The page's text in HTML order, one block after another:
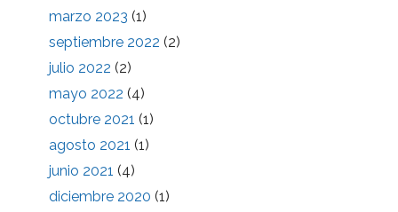
marzo 2023 (1)
septiembre 2022 (2)
julio 2022 (2)
mayo 2022 (4)
octubre 2021 (1)
agosto 2021 (1)
junio 2021 (4)
diciembre 2020 (1)